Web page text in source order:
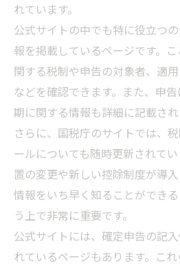
れています。
公式サイトの中でも特に役立つ
報を掲載しているページです。
関する税制や申告の対象者、適
などを確認できます。また、申
期に関する情報も詳細に記載され
さらに、国税庁のサイトでは、
ールについても随時更新されて
置の変更や新しい控除制度が導
情報をいち早く知ることができ
う上で非常に重要です。
公式サイトには、確定申告の記
れているページもあります。これ